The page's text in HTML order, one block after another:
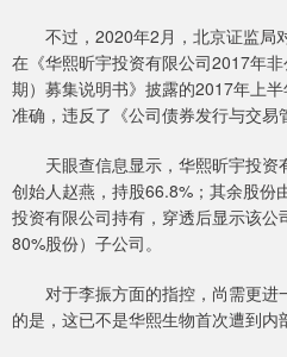
不过，2020年2月，北京证监局
在《华熙昕宇投资有限公司2017年
期）募集说明书》披露的2017年上
准确，违反了《公司债券发行与交易
天眼查信息显示，华熙昕宇投资
创始人赵燕，持股66.8%；其余股份
投资有限公司持有，穿透后显示该
80%股份）子公司。
对于李振方面的指控，尚需更进
的是，这已不是华熙生物首次遭到内